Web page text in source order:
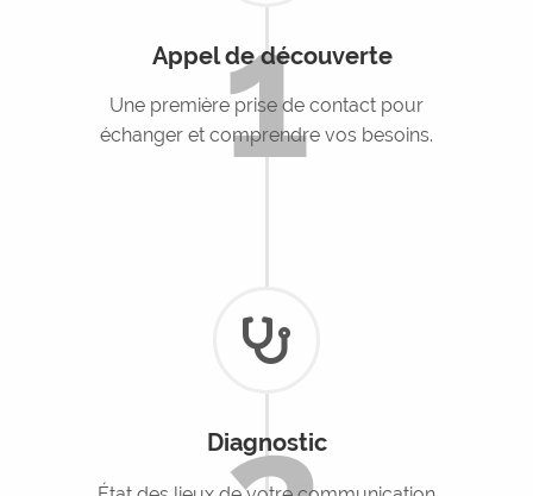
Une première prise de contact pour
échanger et comprendre vos besoins.
Appel de découverte
1
Diagnostic